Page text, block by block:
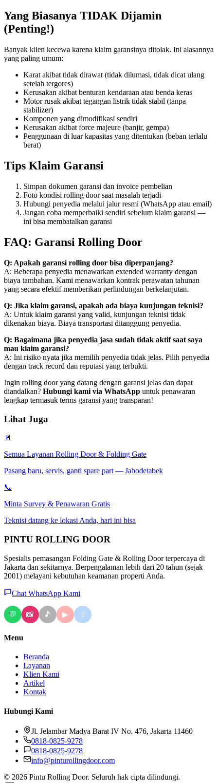
Yang Biasanya TIDAK Dijamin
(Penting!)
Banyak klien kecewa karena klaim garansinya ditolak. Ini alasannya
yang paling umum:
Karat akibat tidak dirawat (tidak dilumasi, tidak dicat ulang
setelah tergores)
Kerusakan akibat benturan kendaraan atau benda keras
Motor rusak akibat tegangan listrik tidak stabil (tanpa
stabilizer)
Komponen yang dimodifikasi sendiri
Kerusakan akibat force majeure (banjir, gempa)
Penggunaan di luar kapasitas yang ditentukan (beban terlalu
berat)
Tips Klaim Garansi
Simpan dokumen garansi dan invoice pembelian
Foto kondisi rolling door saat masalah terjadi
Hubungi penyedia melalui jalur resmi (WhatsApp atau email)
Jangan coba memperbaiki sendiri sebelum klaim garansi —
ini bisa membatalkan garansi
FAQ: Garansi Rolling Door
Q: Apakah garansi rolling door bisa diperpanjang?
A: Beberapa penyedia menawarkan extended warranty dengan
biaya tambahan. Kami menawarkan kontrak perawatan tahunan
yang secara efektif memberikan perlindungan berkelanjutan.
Q: Jika klaim garansi, apakah ada biaya kunjungan teknisi?
A: Untuk klaim garansi yang valid, kunjungan teknisi tidak
dikenakan biaya. Biaya transportasi ditanggung penyedia.
Q: Bagaimana jika penyedia jasa sudah tidak aktif saat saya
mau klaim garansi?
A: Ini risiko nyata jika memilih penyedia tidak jelas. Pilih penyedia
dengan track record dan reputasi yang terbukti.
Ingin rolling door yang datang dengan garansi jelas dan dapat
diandalkan? Hubungi kami via WhatsApp untuk penawaran
lengkap termasuk terms garansi yang transparan!
Lihat Juga
🚪
Semua Layanan Rolling Door & Folding Gate
Pasang baru, servis, ganti spare part — Jabodetabek
📞
Minta Survey & Penawaran Gratis
Teknisi datang ke lokasi Anda, hari ini bisa
PINTU ROLLING DOOR
Spesialis pemasangan Folding Gate & Rolling Door terpercaya di
Jakarta dan sekitarnya. Berpengalaman lebih dari 20 tahun (sejak
2001) melayani kebutuhan keamanan properti Anda.
Chat WhatsApp Kami
💬 📸 🎵 ▶ f
Menu
Beranda
Layanan
Klien Kami
Artikel
Kontak
Hubungi Kami
Jl. Jelambar Madya Barat IV No. 476, Jakarta 11460
0818-0825-9278
0818-0825-9278
info@pinturollingdoor.com
© 2026 Pintu Rolling Door. Seluruh hak cipta dilindungi.